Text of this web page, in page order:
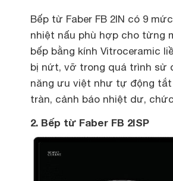
Bếp từ Faber FB 2IN có 9
nhiệt nấu phù hợp cho từng
bếp bằng kính Vitroceramic
bị nứt, vỡ trong quá trình sử
năng ưu việt như tự động
tràn, cảnh báo nhiệt dư,
2. Bếp từ Faber FB 2ISP